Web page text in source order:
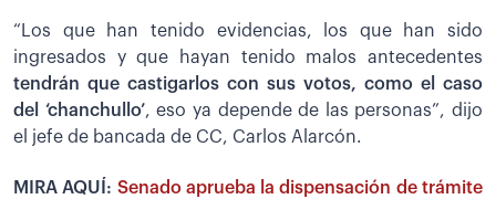
“Los que han tenido evidencias, los que han sido
ingresados y que hayan tenido malos antecedentes
tendrán que castigarlos con sus votos, como el caso
del ‘chanchullo’, eso ya depende de las personas”, dijo
el jefe de bancada de CC, Carlos Alarcón.
MIRA AQUÍ: Senado aprueba la dispensación de trámite